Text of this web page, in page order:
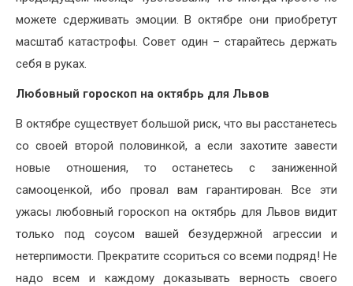
можете сдерживать эмоции. В октябре они приобретут
масштаб катастрофы. Совет один – старайтесь держать
себя в руках.
Любовный гороскоп на октябрь для Львов
В октябре существует большой риск, что вы расстанетесь
со своей второй половинкой, а если захотите завести
новые отношения, то останетесь с заниженной
самооценкой, ибо провал вам гарантирован. Все эти
ужасы любовный гороскоп на октябрь для Львов видит
только под соусом вашей безудержной агрессии и
нетерпимости. Прекратите ссориться со всеми подряд! Не
надо всем и каждому доказывать верность своего